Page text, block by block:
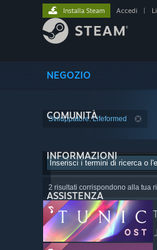
NEGOZIO
COMUNITÀ
INFORMAZIONI
ASSISTENZA
Installa Steam Accedi
Sviluppatore: Lifeformed
2 risultati corrispondono alla tua